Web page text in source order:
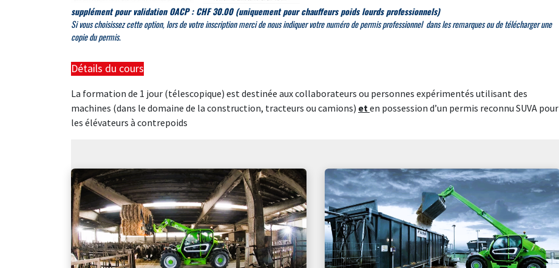
supplément pour validation OACP : CHF 30.00(uniquement pour chauffeurs poids lourds professionnels)
Sivous choisissez cette option, lors de votre inscription merci denous indiquer votre numéro de permis professionnel dans les remarques ou de télécharger une
copie du permis.
Détails du cours
La formation de 1 jour (télescopique) est destinée aux collaborateurs ou personnes expérimentés utilisant des
machines (dans le domaine de la construction, tracteurs ou camions) eten possession d’un permis reconnu SUVA pour
les élévateurs à contrepoids